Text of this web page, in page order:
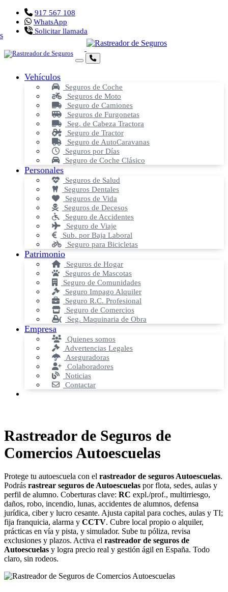
917 567 108
WhatsApp
Solicitar llamada
Vehículos
Seguros de Coche
Seguros de Moto
Seguro de Camiones
Seguros de Furgonetas
Seg. de Cabeza Tractora
Seguro de Tractor
Seguro de AutoCaravanas
Seguros por Días
Seguro de Coche Clásico
Personales
Seguros de Salud
Seguros Dentales
Seguros de Vida
Seguros de Decesos
Seguro de Accidentes
Seguro de Viaje
Sub. por Baja Laboral
Seguro para Bicicletas
Patrimonio
Seguros de Hogar
Seguros de Mascotas
Seguro de Comunidades
Seguro Impago Alquiler
Seguro R.C. Profesional
Seguro de Comercios
Seg. Maquinaria de Obra
Empresa
Quienes somos
Advertencias Legales
Aseguradoras
Colaboradores
Noticias
Contactar
Rastreador de Seguros de
Comercios Autoescuelas
Protege tu autoescuela con el rastreador de seguros Autoescuelas.
Podrás rastrear seguros de Autoescuelas por flota, sedes, aulas y
perfil de alumno. Coberturas clave: RC expl./prof., multirriesgo,
daños, robo, incendio, lunas, accidentes de alumnos, defensa
jurídica, ciber y lucro cesante. Ajusta capital para coches, aulas y TI;
fija franquicia, alarma y CCTV. Cubre local propio o alquiler,
prácticas en vía y pista, y simulador. Sube tu póliza, revisa
exclusiones y plazos. Activa el rastreador de seguros de
Autoescuelas y logra precio real y gestión ágil en España. Todo
claro, sin rodeos.